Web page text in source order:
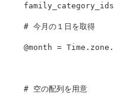
family_category_ids
# 今月の１日を取得
@month = Time . zone .
# 空の配列を用意